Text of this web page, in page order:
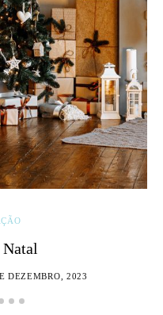
DEZEMBRO, 2023